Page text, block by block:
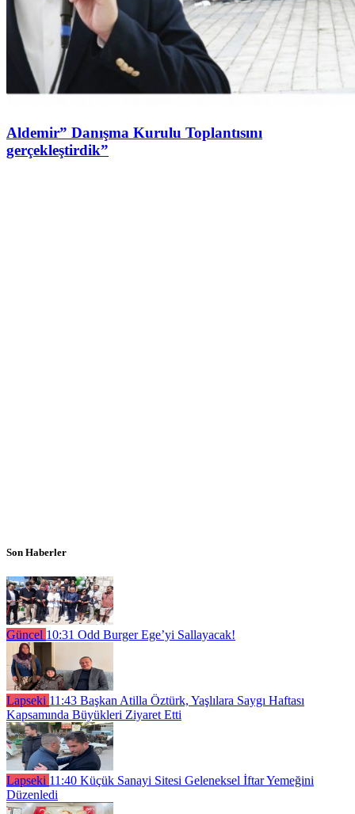
Aldemir” Danışma Kurulu Toplantısını
gerçekleştirdik”
Son Haberler
Güncel 10:31 Odd Burger Ege’yi Sallayacak!
Lapseki 11:43 Başkan Atilla Öztürk, Yaşlılara Saygı Haftası
Kapsamında Büyükleri Ziyaret Etti
Lapseki 11:40 Küçük Sanayi Sitesi Geleneksel İftar Yemeğini
Düzenledi